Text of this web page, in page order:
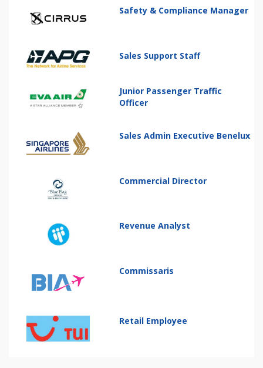
Safety & Compliance Manager
Sales Support Staff
Junior Passenger Traffic
Officer
Sales Admin Executive Benelux
Commercial Director
Revenue Analyst
Commissaris
Retail Employee